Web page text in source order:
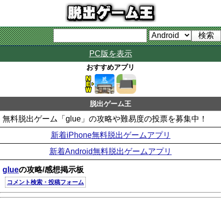
PC版を表示
おすすめアプリ
脱出ゲーム王
無料脱出ゲーム「glue」の攻略や難易度の投票を募集中！
新着iPhone無料脱出ゲームアプリ
新着Android無料脱出ゲームアプリ
glueの攻略/感想掲示板
コメント検索・投稿フォーム